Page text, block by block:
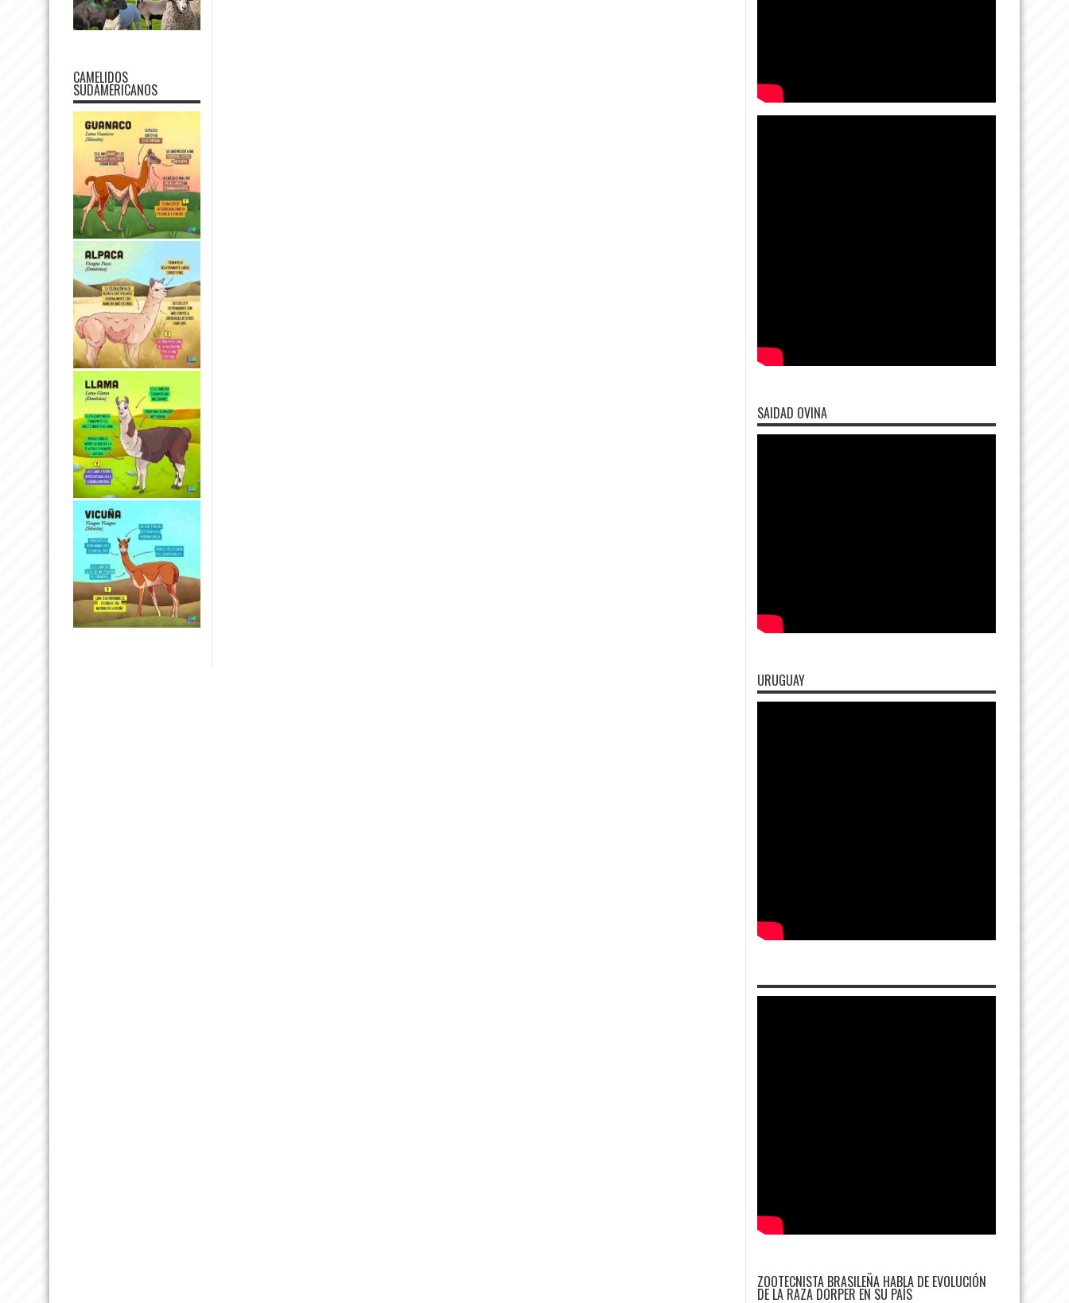
CAMELIDOS
SUDAMERICANOS
SAIDAD OVINA
URUGUAY
ZOOTECNISTA BRASILEÑA HABLA DE EVOLUCIÓN
DE LA RAZA DORPER EN SU PAÍS